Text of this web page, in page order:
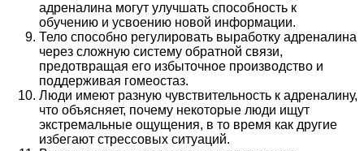
адреналина могут улучшать способность к
обучению и усвоению новой информации.
Тело способно регулировать выработку адреналина
через сложную систему обратной связи,
предотвращая его избыточное производство и
поддерживая гомеостаз.
Люди имеют разную чувствительность к адреналину,
что объясняет, почему некоторые люди ищут
экстремальные ощущения, в то время как другие
избегают стрессовых ситуаций.